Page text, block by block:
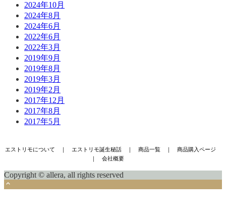
2024年10月
2024年8月
2024年6月
2022年6月
2022年3月
2019年9月
2019年8月
2019年3月
2019年2月
2017年12月
2017年8月
2017年5月
エストリモについて エストリモ誕生秘話｜ 商品一覧｜ 商品購入ページ
会社概要
Copyright © allera, all rights reserved